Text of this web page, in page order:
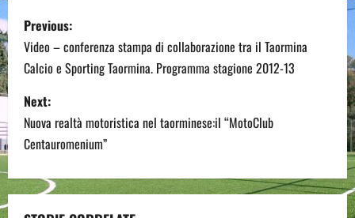
P
o
s
t
n
a
Previous:
Video – conferenza stampa di collaborazione tra il Taormina
Calcio e Sporting Taormina. Programma stagione 2012-13
Next:
Nuova realtà motoristica nel taorminese:il “MotoClub
Centauromenium”